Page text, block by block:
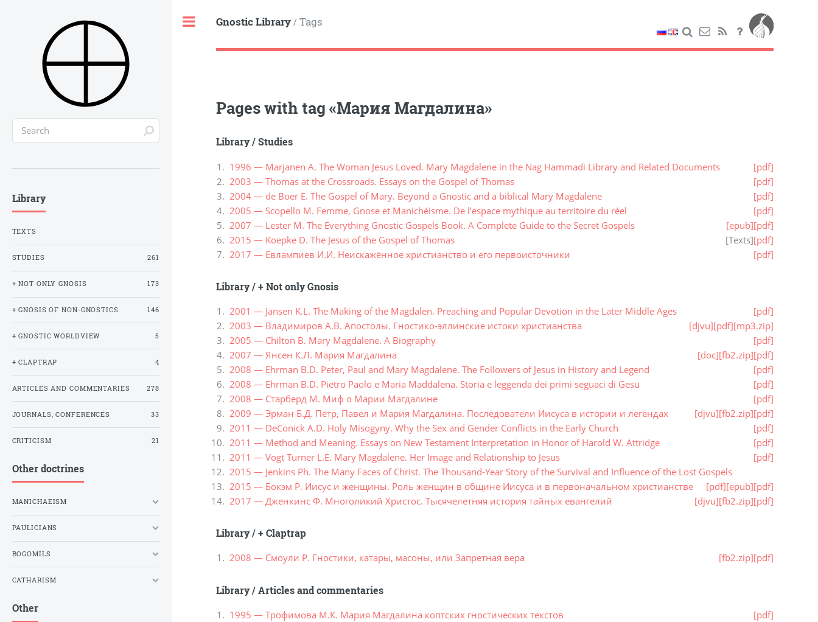
Gnostic Library/ Tags
Pages with tag «Мария Магдалина»
Library/Studies
1996 — Marjanen A. The Woman Jesus Loved. Mary Magdalene in the Nag Hammadi Library and Related Documents
[pdf]
2003 — Thomas at the Crossroads. Essays on the Gospel of Thomas
[pdf]
2004 — de Boer E. The Gospel of Mary. Beyond a Gnostic and a biblical Mary Magdalene
[pdf]
2005 — Scopello M. Femme, Gnose et Manichéisme. De l’espace mythique au territoire du réel
[pdf]
2007 — Lester M. The Everything Gnostic Gospels Book. A Complete Guide to the Secret Gospels
[epub][pdf]
2015 — Koepke D. The Jesus of the Gospel of Thomas
[Texts][pdf]
2017 — Евлампиев И.И. Неискажённое христианство и его первоисточники
[pdf]
Library/+ Not only Gnosis
2001 — Jansen K.L. The Making of the Magdalen. Preaching and Popular Devotion in the Later Middle Ages
[pdf]
2003 — Владимиров А.В. Апостолы. Гностико-эллинские истоки христианства
[djvu][pdf][mp3.zip]
2005 — Chilton B. Mary Magdalene. A Biography
[pdf]
2007 — Янсен К.Л. Мария Магдалина
[doc][fb2.zip][pdf]
2008 — Ehrman B.D. Peter, Paul and Mary Magdalene. The Followers of Jesus in History and Legend
[pdf]
2008 — Ehrman B.D. Pietro Paolo e Maria Maddalena. Storia e leggenda dei primi seguaci di Gesu
[pdf]
2008 — Старберд М. Миф о Марии Магдалине
[pdf]
2009 — Эрман Б.Д. Пётр, Павел и Мария Магдалина. Последователи Иисуса в истории и легендах
[djvu][fb2.zip][pdf]
2011 — DeConick A.D. Holy Misogyny. Why the Sex and Gender Conflicts in the Early Church
[pdf]
2011 — Method and Meaning. Essays on New Testament Interpretation in Honor of Harold W. Attridge
[pdf]
2011 — Vogt Turner L.E. Mary Magdalene. Her Image and Relationship to Jesus
[pdf]
2015 — Jenkins Ph. The Many Faces of Christ. The Thousand-Year Story of the Survival and Influence of the Lost Gospels
[epub][pdf]
2015 — Бокэм Р. Иисус и женщины. Роль женщин в общине Иисуса и в первоначальном христианстве
[pdf]
2017 — Дженкинс Ф. Многоликий Христос. Тысячелетняя история тайных евангелий
[djvu][fb2.zip][pdf]
Library/+ Claptrap
2008 — Смоули Р. Гностики, катары, масоны, или Запретная вера [fb2.zip][pdf]
Library/Articles and commentaries
1995 — Трофимова М.К. Мария Магдалина коптских гностических текстов
[pdf]
Library
TEXTS
STUDIES 261
+ NOT ONLY GNOSIS 173
+ GNOSIS OF NON-GNOSTICS 146
+ GNOSTIC WORLDVIEW 5
+ CLAPTRAP 4
ARTICLES AND COMMENTARIES 278
JOURNALS, CONFERENCES 33
CRITICISM 21
Other doctrines
MANICHAEISM
PAULICIANS
BOGOMILS
CATHARISM
Other
Toggle